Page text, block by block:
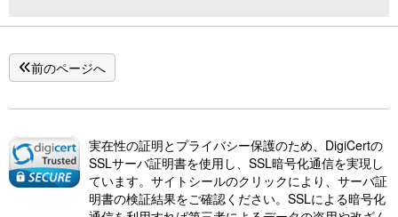
前のページへ
実在性の証明とプライバシー保護のため、DigiCertの
SSLサーバ証明書を使用し、SSL暗号化通信を実現し
ています。サイトシールのクリックにより、サーバ証
明書の検証結果をご確認ください。SSLによる暗号化